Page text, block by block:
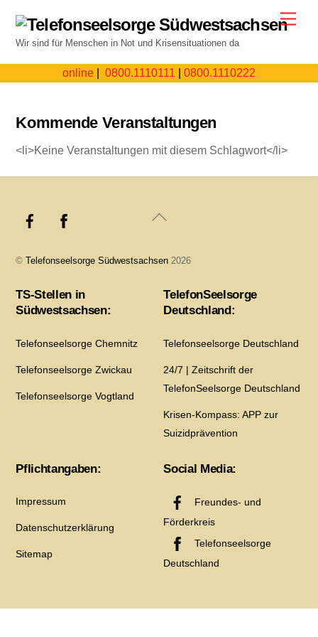
content
Wir sind für Menschen in Not und Krisensituationen da
online 0800.1110111 0800.1110222
Kommende Veranstaltungen
<li>Keine Veranstaltungen mit diesem Schlagwort</li>
Back
©Telefonseelsorge Südwestsachsen 2026
TS-Stellen in
Südwestsachsen:
Telefonseelsorge Chemnitz
Telefonseelsorge Zwickau
Telefonseelsorge Vogtland
TelefonSeelsorge
Deutschland:
Telefonseelsorge Deutschland
24/7 | Zeitschrift der
TelefonSeelsorge Deutschland
Krisen-Kompass: APP zur
Suizidprävention
Pflichtangaben:
Impressum
Datenschutzerklärung
Sitemap
Social Media:
Freundes- und
Förderkreis
Telefonseelsorge
Deutschland